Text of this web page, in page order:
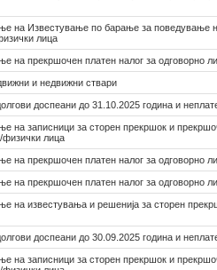
на Известување по барање за поведување
лица
на прекршочен платен налог за одговорно
и недвижни ствари
доспеани до 31.10.2025 година и
на записници за сторен прекршок и
физички лица
на прекршочен платен налог за одговорно
на прекршочен платен налог за одговорно
на известувања и решенија за сторен
доспеани до 30.09.2025 година и
на записници за сторен прекршок и